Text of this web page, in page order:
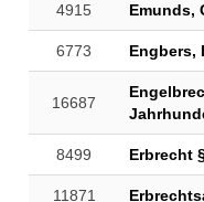
4915 Emunds,
6773 Engbers,
16687
8499 Erbrecht
11871